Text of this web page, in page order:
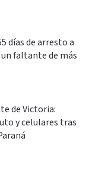
días de arresto a
faltante de más
de Victoria:
y celulares tras